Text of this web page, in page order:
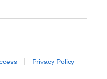
Privacy Policy